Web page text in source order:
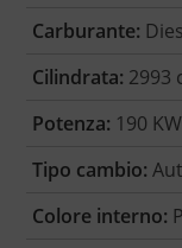
Carburante:
Cilindrata: 2993
Potenza: 190
Tipo cambio:
Colore interno: